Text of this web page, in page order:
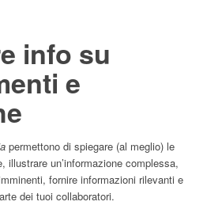
info su
e
permettono di spiegare (al meglio) le
illustrare un’informazione complessa,
fornire informazioni rilevanti e
dei tuoi collaboratori.